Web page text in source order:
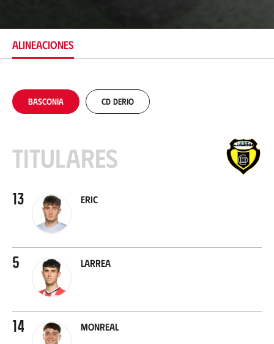
ó
ALINEACIONES
Basconia CD Derio
Titulares
13 Eric
5 Larrea
14 Monreal